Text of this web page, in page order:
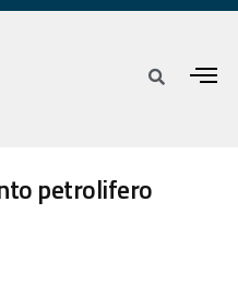
petrolifero